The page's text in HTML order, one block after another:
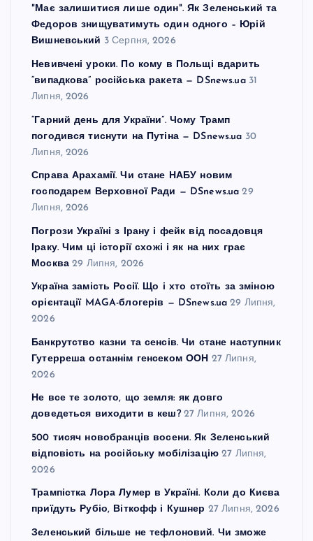
"Має залишитися лише один". Як Зеленський та
Федоров знищуватимуть один одного – Юрій
Вишневський 3 Серпня, 2026
Невивчені уроки. По кому в Польщі вдарить
“випадкова” російська ракета — DSnews.ua 31
Липня, 2026
“Гарний день для України”. Чому Трамп
погодився тиснути на Путіна — DSnews.ua 30
Липня, 2026
Справа Арахамії. Чи стане НАБУ новим
господарем Верховної Ради — DSnews.ua 29
Липня, 2026
Погрози Україні з Ірану і фейк від посадовця
Іраку. Чим ці історії схожі і як на них грає
Москва 29 Липня, 2026
Україна замість Росії. Що і хто стоїть за зміною
орієнтації MAGA-блогерів — DSnews.ua 29 Липня,
2026
Банкрутство казни та сенсів. Чи стане наступник
Гутерреша останнім генсеком ООН 27 Липня,
2026
Не все те золото, що земля: як довго
доведеться виходити в кеш? 27 Липня, 2026
500 тисяч новобранців восени. Як Зеленський
відповість на російську мобілізацію 27 Липня,
2026
Трампістка Лора Лумер в Україні. Коли до Києва
приїдуть Рубіо, Віткофф і Кушнер 27 Липня, 2026
Зеленський більше не тефлоновий. Чи зможе